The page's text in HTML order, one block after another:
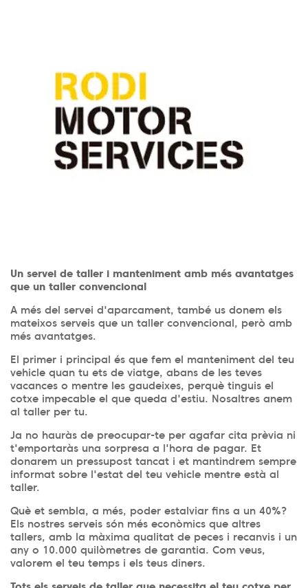
Un servei de taller i manteniment amb més avantatges
que un taller convencional
A més del servei d'aparcament, també us donem els
mateixos serveis que un taller convencional, però amb
més avantatges.
El primer i principal és que fem el manteniment del teu
vehicle quan tu ets de viatge, abans de les teves
vacances o mentre les gaudeixes, perquè tinguis el
cotxe impecable el que queda d'estiu. Nosaltres anem
al taller per tu.
Ja no hauràs de preocupar-te per agafar cita prèvia ni
t'emportaràs una sorpresa a l'hora de pagar. Et
donarem un pressupost tancat i et mantindrem sempre
informat sobre l'estat del teu vehicle mentre està al
taller.
Què et sembla, a més, poder estalviar fins a un 40%?
Els nostres serveis són més econòmics que altres
tallers, amb la màxima qualitat de peces i recanvis i un
any o 10.000 quilòmetres de garantia. Com veus,
valorem el teu temps i els teus diners.